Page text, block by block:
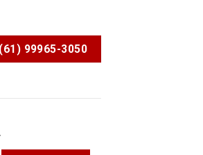
(61) 99965-3050